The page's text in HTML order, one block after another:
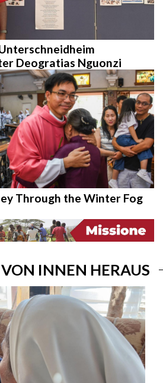
Deogratias Nguonzi
Through the Winter Fog
INNEN HERAUS